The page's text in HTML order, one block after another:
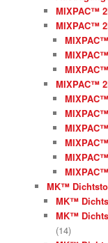
MIXPAC™
MIXPAC™
MIXPAC™
MK™
MK™
MK™
(14)